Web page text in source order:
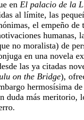
en El palacio de la
al límite, las
el empeño de
humanas,
no moralista) de
en una novela
las ya citadas
on the Bridge),
hermosísima
duda más meritorio,